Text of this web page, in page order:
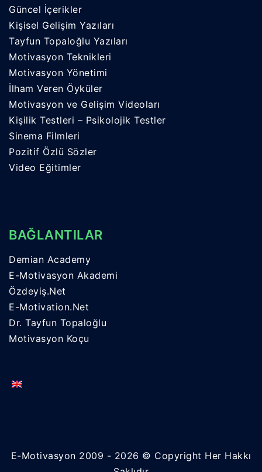
Güncel İçerikler
Kişisel Gelişim Yazıları
Tayfun Topaloğlu Yazıları
Motivasyon Teknikleri
Motivasyon Yönetimi
İlham Veren Öyküler
Motivasyon ve Gelişim Videoları
Kişilik Testleri – Psikolojik Testler
Sinema Filmleri
Pozitif Özlü Sözler
Video Eğitimler
BAĞLANTILAR
Demian Academy
E-Motivasyon Akademi
Özdeyiş.Net
E-Motivation.Net
Dr. Tayfun Topaloğlu
Motivasyon Koçu
E-Motivasyon 2009 - 2026 © Copyright Her Hakkı